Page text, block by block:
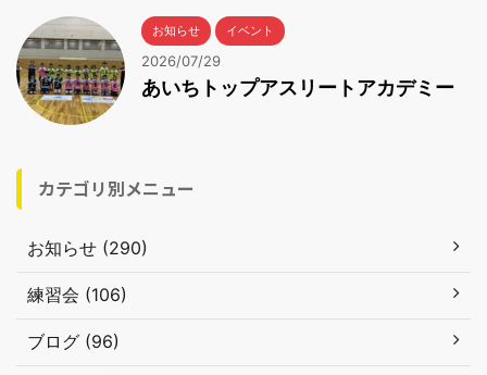
お知らせ イベント
2026/07/29
あいちトップアスリートアカデミー
カテゴリ別メニュー
お知らせ (290)
練習会 (106)
ブログ (96)